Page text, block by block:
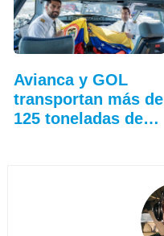
Avianca y GOL
transportan más de
125 toneladas de…